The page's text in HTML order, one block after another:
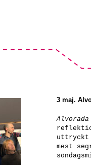
3 maj.
uttryckt
mest